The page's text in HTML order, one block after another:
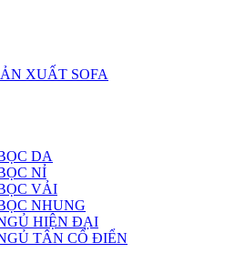
XUẤT SOFA
DA
NỈ
VẢI
NHUNG
HIỆN ĐẠI
TÂN CỔ ĐIỂN